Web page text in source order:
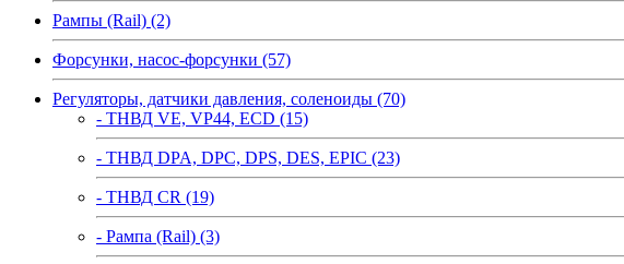
Рампы (Rail) (2)
Форсунки, насос-форсунки (57)
Регуляторы, датчики давления, соленоиды (70)
- ТНВД VE, VP44, ECD (15)
- ТНВД DPA, DPC, DPS, DES, EPIC (23)
- ТНВД CR (19)
- Рампа (Rail) (3)